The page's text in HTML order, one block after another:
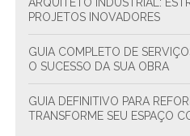
PROJETOS INOVADORES
GUIA COMPLETO DE SERVIÇOS DE ARQUITETURA PARA
O SUCESSO DA SUA OBRA
GUIA DEFINITIVO PARA REFORMA DE PRÉDIO:
TRANSFORME SEU ESPAÇO